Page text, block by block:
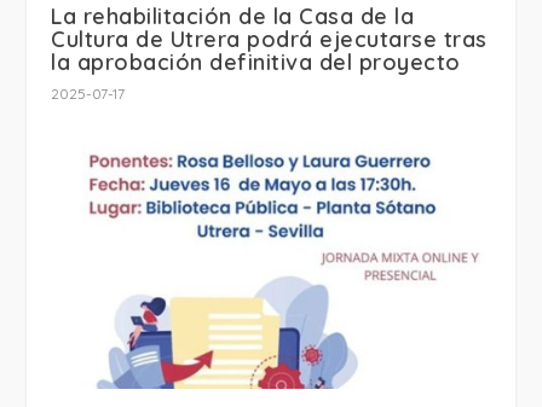
La rehabilitación de la Casa de la
Cultura de Utrera podrá ejecutarse tras
la aprobación definitiva del proyecto
2025-07-17